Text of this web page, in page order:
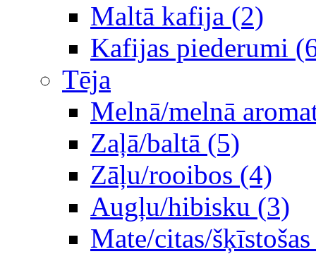
Maltā kafija (2)
Kafijas piederumi
Tēja
Melnā/melnā
Zaļā/baltā (5)
Zāļu/rooibos (4)
Augļu/hibisku (3)
Mate/citas/